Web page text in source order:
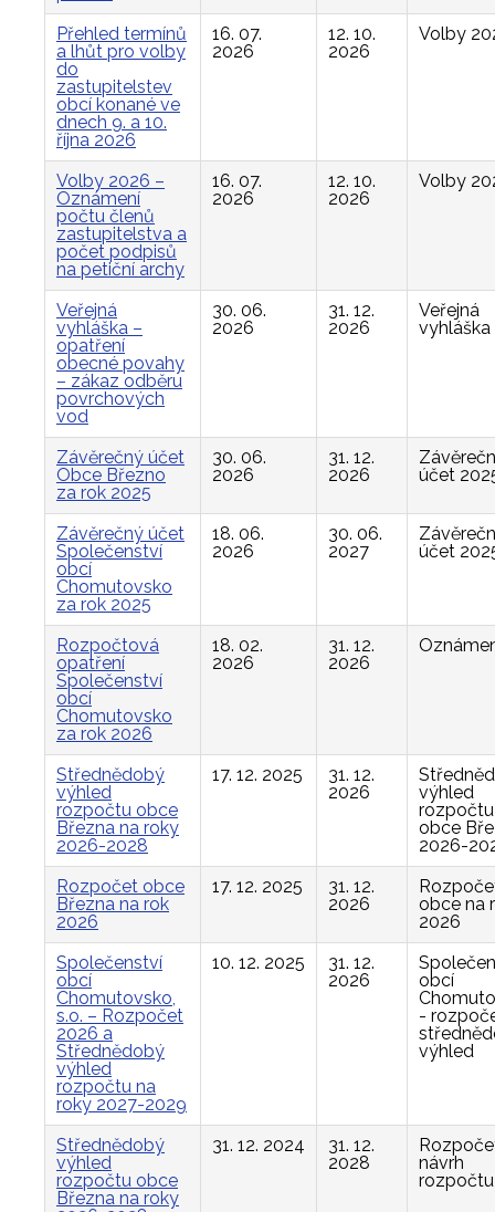
Přehled termínů
a lhůt pro volby
do
zastupitelstev
obcí konané ve
dnech 9. a 10.
října 2026
16. 07.
2026
12. 10.
2026
Volby
Volby 2026 –
Oznámení
počtu členů
zastupitelstva a
počet podpisů
na petiční archy
16. 07.
2026
12. 10.
2026
Volby
Veřejná
vyhláška –
opatření
obecné povahy
– zákaz odběru
povrchových
vod
30. 06.
2026
31. 12.
2026
Veřejná
vyhláška
Závěrečný účet
Obce Březno
za rok 2025
30. 06.
2026
31. 12.
2026
účet
Závěrečný účet
Společenství
obcí
Chomutovsko
za rok 2025
18. 06.
2026
30. 06.
2027
účet
Rozpočtová
opatření
Společenství
obcí
Chomutovsko
za rok 2026
18. 02.
2026
31. 12.
2026
Střednědobý
výhled
rozpočtu obce
Března na roky
2026-2028
17. 12. 2025
31. 12.
2026
výhled
rozpočtu
obce
2026-
Rozpočet obce
Března na rok
2026
17. 12. 2025
31. 12.
2026
obce na
2026
Společenství
obcí
Chomutovsko,
s.o. – Rozpočet
2026 a
Střednědobý
výhled
rozpočtu na
roky 2027-2029
10. 12. 2025
31. 12.
2026
obcí
-
výhled
Střednědobý
výhled
rozpočtu obce
Března na roky
31. 12. 2024
31. 12.
2028
návrh
rozpočtu